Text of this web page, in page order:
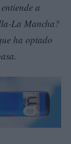
a
La Mancha?
ha optado